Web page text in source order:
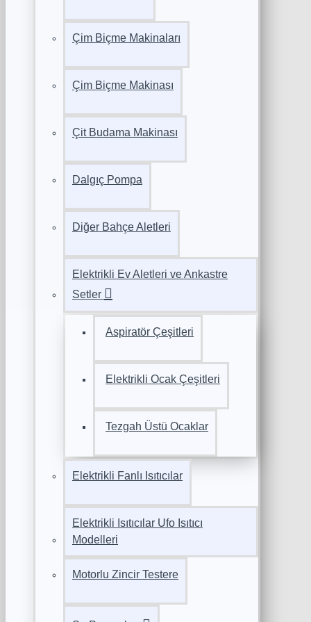
Çim Biçme Makinaları
Çim Biçme Makinası
Çit Budama Makinası
Dalgıç Pompa
Diğer Bahçe Aletleri
Elektrikli Ev Aletleri ve Ankastre
Setler
Aspiratör Çeşitleri
Elektrikli Ocak Çeşitleri
Tezgah Üstü Ocaklar
Elektrikli Fanlı Isıtıcılar
Elektrikli Isıtıcılar Ufo Isıtıcı
Modelleri
Motorlu Zincir Testere